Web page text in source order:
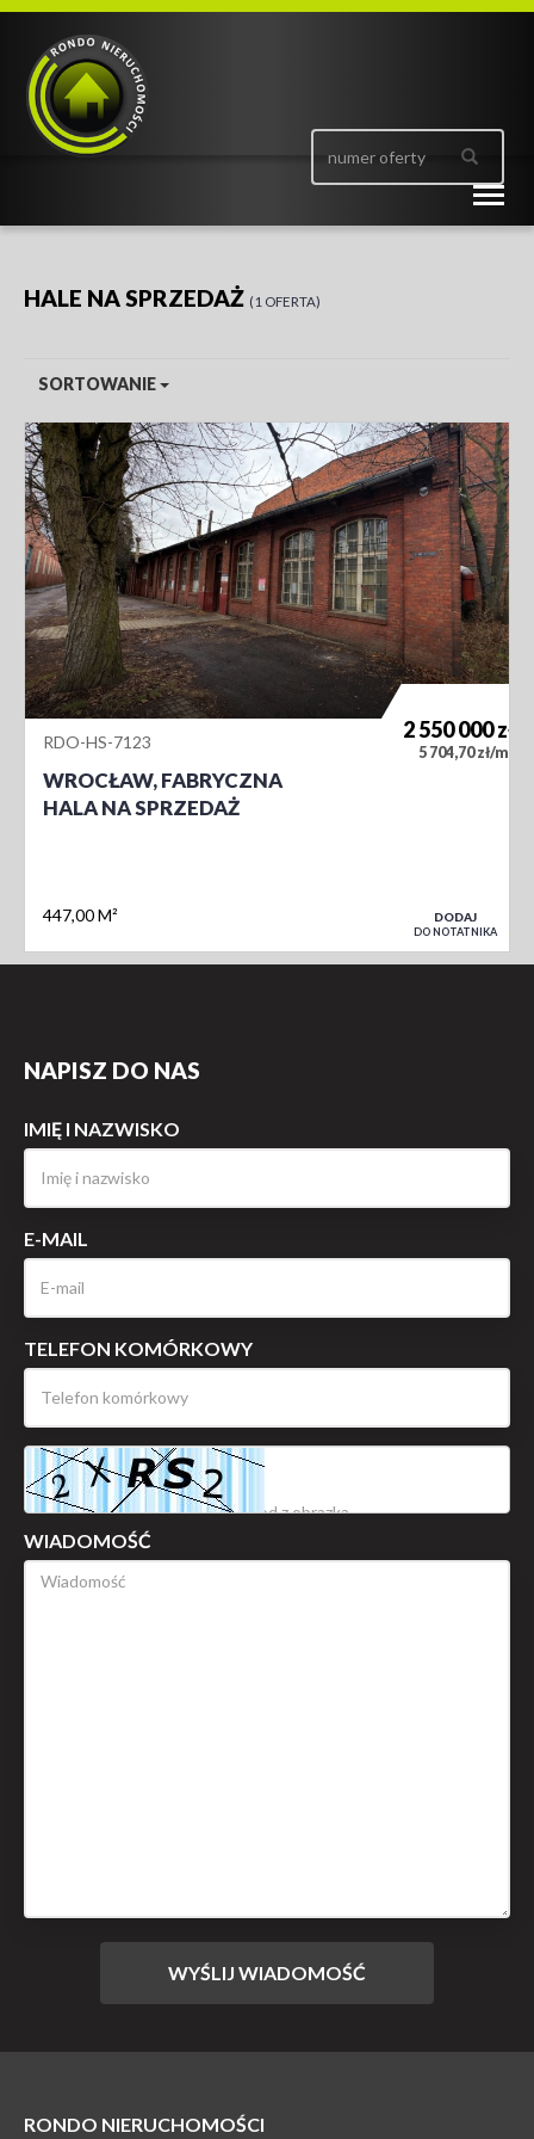
HALE NA SPRZEDAŻ 1 OFERTA
SORTOWANIE
RDO-HS-7123
WROCŁAW, FABRYCZNA
HALA NA SPRZEDAŻ
447,00 M²
2 550 000zł
5 704,70 zł/m
DODAJ
DO NOTATNIKA
NAPISZ DO NAS
IMIĘ I NAZWISKO
E-MAIL
TELEFON KOMÓRKOWY
WIADOMOŚĆ
RONDO NIERUCHOMOŚCI